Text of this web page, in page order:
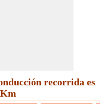
recorrida es